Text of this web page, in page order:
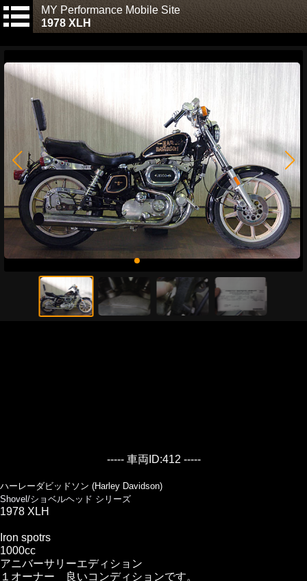
MY Performance Mobile Site
1978 XLH
----- 車両ID:412 -----
ハーレーダビッドソン (Harley Davidson)
Shovel/ショベルヘッド シリーズ
1978 XLH
Iron spotrs
1000cc
アニバーサリーエディション
１オーナー 良いコンディションです。